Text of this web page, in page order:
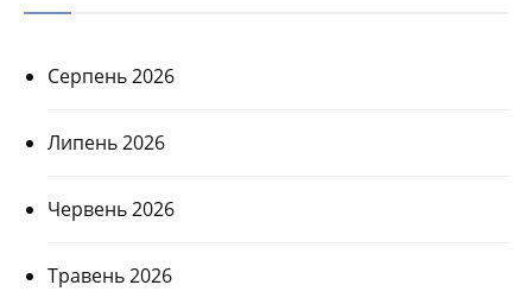
Серпень 2026
Липень 2026
Червень 2026
Травень 2026